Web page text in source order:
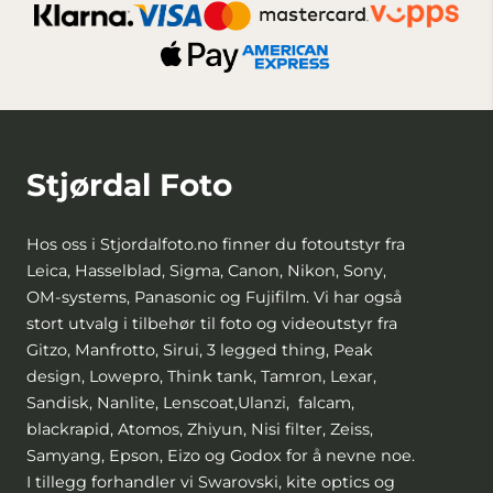
Stjørdal Foto
Hos oss i Stjordalfoto.no finner du fotoutstyr fra
Leica, Hasselblad, Sigma, Canon, Nikon, Sony,
OM-systems, Panasonic og Fujifilm. Vi har også
stort utvalg i tilbehør til foto og videoutstyr fra
Gitzo, Manfrotto, Sirui, 3 legged thing, Peak
design, Lowepro, Think tank, Tamron, Lexar,
Sandisk, Nanlite, Lenscoat,Ulanzi, falcam,
blackrapid, Atomos, Zhiyun, Nisi filter, Zeiss,
Samyang, Epson, Eizo og Godox for å nevne noe.
I tillegg forhandler vi Swarovski, kite optics og